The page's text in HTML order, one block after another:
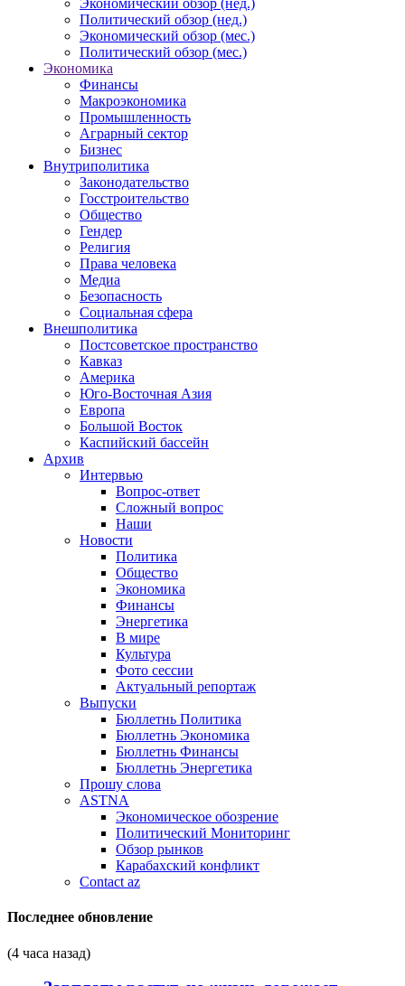
Экономический обзор (нед.)
Политический обзор (нед.)
Экономический обзор (мес.)
Политический обзор (мес.)
Экономика
Финансы
Макроэкономика
Промышленность
Аграрный сектор
Бизнес
Внутриполитика
Законодательство
Госстроительство
Общество
Гендер
Религия
Права человека
Медиа
Безопасность
Социальная сфера
Внешполитика
Постсоветское пространство
Кавказ
Америка
Юго-Восточная Азия
Европа
Большой Восток
Каспийский бассейн
Архив
Интервью
Вопрос-ответ
Сложный вопрос
Наши
Новости
Политика
Общество
Экономика
Финансы
Энергетика
В мире
Культура
Фото сессии
Актуальный репортаж
Выпуски
Бюллетнь Политика
Бюллетнь Экономика
Бюллетнь Финансы
Бюллетнь Энергетика
Прошу слова
ASTNA
Экономическое обозрение
Политический Мониторинг
Обзор рынков
Карабахский конфликт
Contact az
Последнее обновление
(4 часа назад)